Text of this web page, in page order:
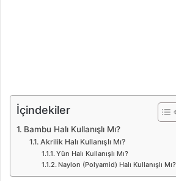
İçindekiler
Bambu Halı Kullanışlı Mı?
Akrilik Halı Kullanışlı Mı?
Yün Halı Kullanışlı Mı?
Naylon (Polyamid) Halı Kullanışlı Mı?